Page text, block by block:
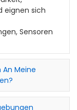
eignen sich
Sensoren
Meine